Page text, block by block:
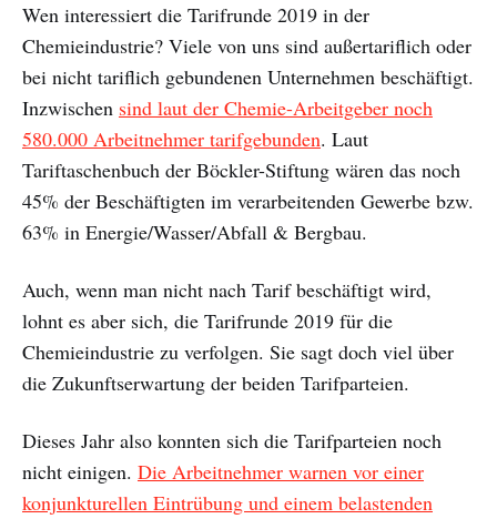
Wen interessiert die Tarifrunde 2019 in der
Chemieindustrie? Viele von uns sind außertariflich oder
bei nicht tariflich gebundenen Unternehmen beschäftigt.
Inzwischen sind laut der Chemie-Arbeitgeber noch
580.000 Arbeitnehmer tarifgebunden. Laut
Tariftaschenbuch der Böckler-Stiftung wären das noch
45% der Beschäftigten im verarbeitenden Gewerbe bzw.
63% in Energie/Wasser/Abfall & Bergbau.
Auch, wenn man nicht nach Tarif beschäftigt wird,
lohnt es aber sich, die Tarifrunde 2019 für die
Chemieindustrie zu verfolgen. Sie sagt doch viel über
die Zukunftserwartung der beiden Tarifparteien.
Dieses Jahr also konnten sich die Tarifparteien noch
nicht einigen. Die Arbeitnehmer warnen vor einer
konjunkturellen Eintrübung und einem belastenden